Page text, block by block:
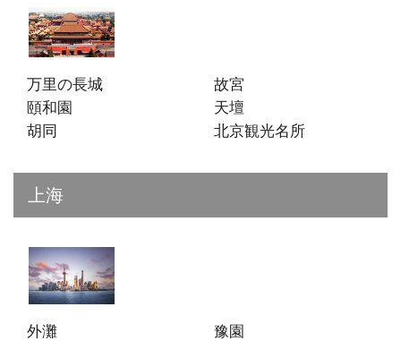
万里の長城
故宮
頤和園
天壇
胡同
北京観光名所
上海
外灘
豫園